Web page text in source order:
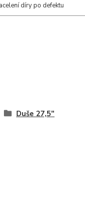
díry po defektu
Duše 27,5"